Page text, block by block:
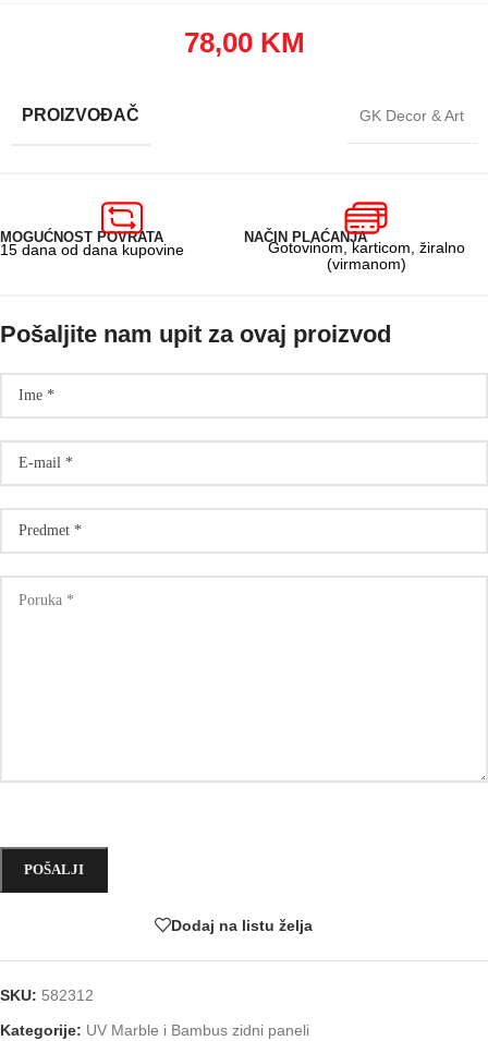
78,00 KM
PROIZVOĐAČ GK Decor & Art
MOGUĆNOST POVRATA
15 dana od dana kupovine
NAČIN PLAĆANJA
Gotovinom, karticom, žiralno
(virmanom)
Pošaljite nam upit za ovaj proizvod
Dodaj na listu želja
SKU: 582312
Kategorije: UV Marble i Bambus zidni paneli